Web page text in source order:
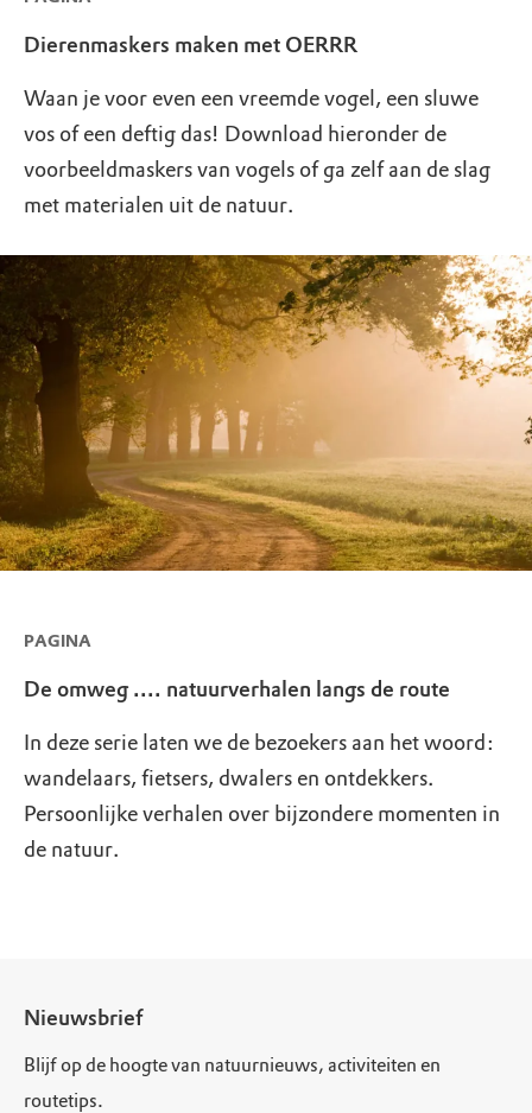
Dierenmaskers maken met OERRR
Waan je voor even een vreemde vogel, een sluwe
vos of een deftig das! Download hieronder de
voorbeeldmaskers van vogels of ga zelf aan de slag
met materialen uit de natuur.
PAGINA
De omweg .... natuurverhalen langs de route
In deze serie laten we de bezoekers aan het woord:
wandelaars, fietsers, dwalers en ontdekkers.
Persoonlijke verhalen over bijzondere momenten in
de natuur.
Nieuwsbrief
Blijf op de hoogte van natuurnieuws, activiteiten en
routetips.